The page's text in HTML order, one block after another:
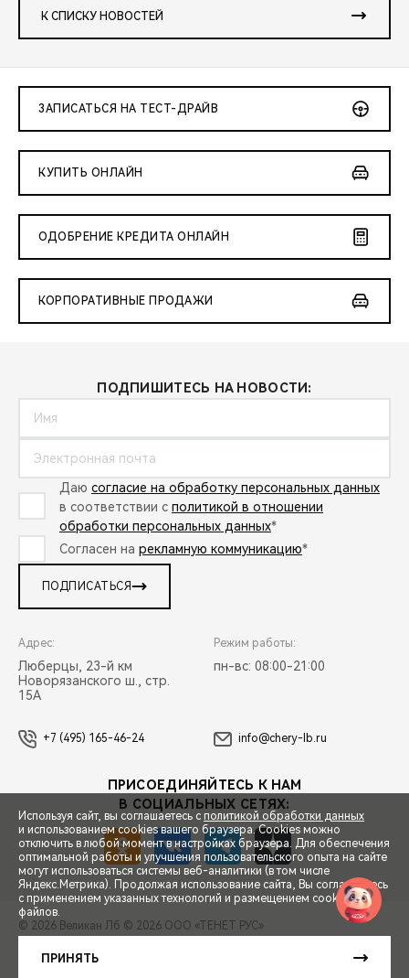
СПЕЦПРЕДЛОЖЕНИЯ
ЗАПИСЬ НА ТЕСТ-ДРАЙВ
К СПИСКУ НОВОСТЕЙ
ЗАПИСАТЬСЯ НА ТЕСТ-ДРАЙВ
КУПИТЬ ОНЛАЙН
ОДОБРЕНИЕ КРЕДИТА ОНЛАЙН
КОРПОРАТИВНЫЕ ПРОДАЖИ
ПОДПИШИТЕСЬ НА НОВОСТИ:
Даю согласие на обработку персональных данных
в соответствии с политикой в отношении
обработки персональных данных*
Согласен на рекламную коммуникацию*
ПОДПИСАТЬСЯ
Адрес:
Люберцы, 23-й км
Новорязанского ш., стр.
15А
Режим работы:
пн-вс: 08:00-21:00
+7 (495) 165-46-24 info@chery-lb.ru
ПРИСОЕДИНЯЙТЕСЬ К НАМ
В СОЦИАЛЬНЫХ СЕТЯХ:
© 2026 Великан Лб © 2026 ООО «ТЕНЕТ РУС»
Сделано в ПЕРКС
Используя сайт, вы соглашаетесь с политикой обработки данных
и использованием cookies вашего браузера. Cookies можно
отключить в любой момент в настройках браузера. Для обеспечения
оптимальной работы и улучшения пользовательского опыта на сайте
могут использоваться системы веб-аналитики (в том числе
Яндекс.Метрика). Продолжая использование сайта, Вы соглашаетесь
с применением указанных технологий и размещением cookie-
файлов.
ПРИНЯТЬ